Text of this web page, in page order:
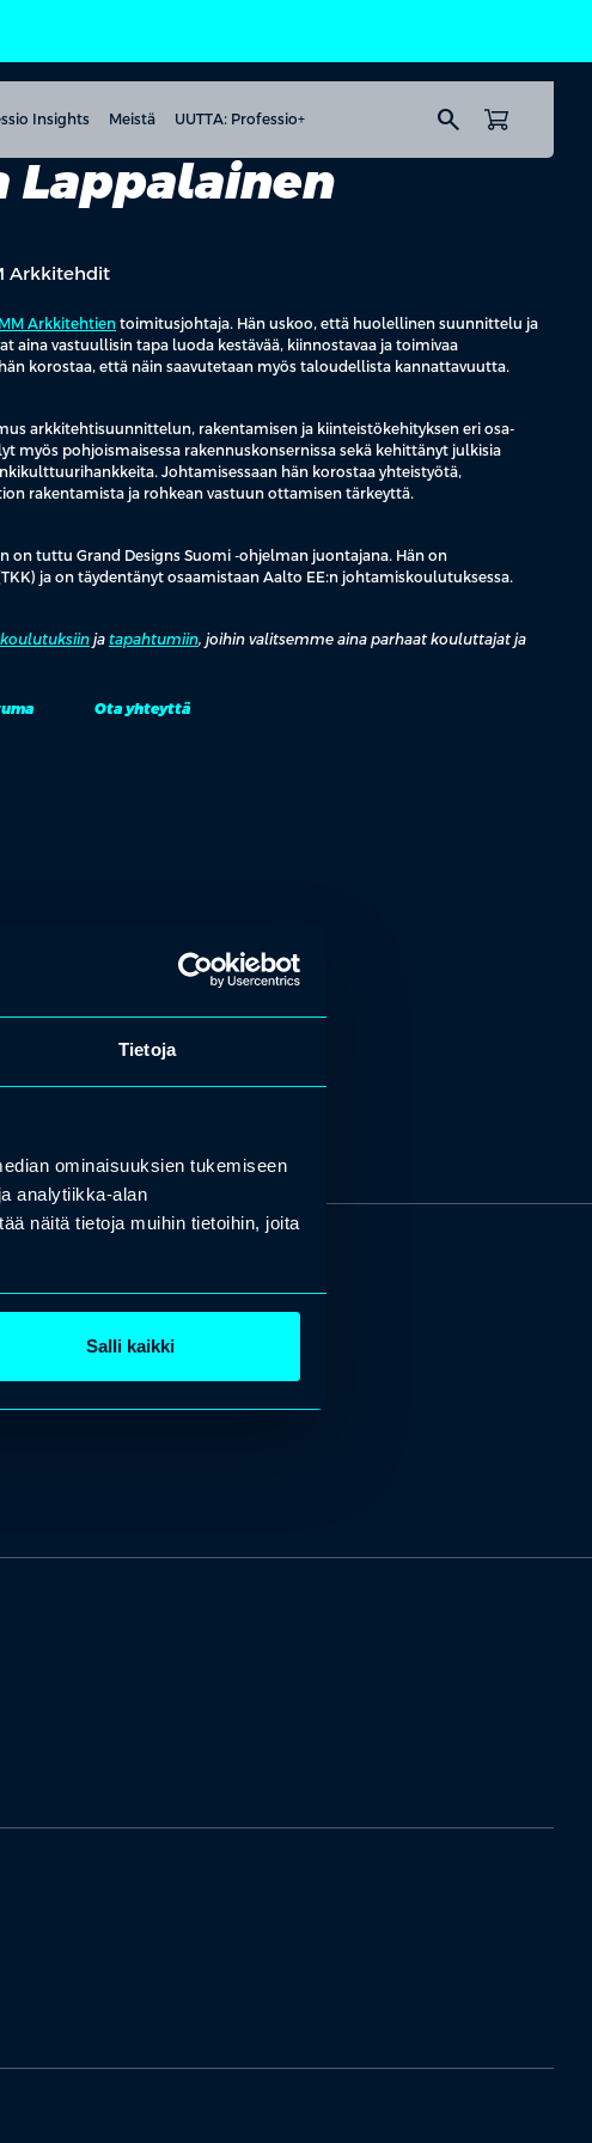
Tietoja
ominaisuuksien tukemiseen
analytiikka-alan
näitä tietoja muihin tietoihin, joita
Salli kaikki
Insights Meistä UUTTA: Professio+ search
Lappalainen
Arkkitehdit
Arkkitehtien toimitusjohtaja. Hän uskoo, että huolellinen suunnittelu ja
aina vastuullisin tapa luoda kestävää, kiinnostavaa ja toimivaa
korostaa, että näin saavutetaan myös taloudellista kannattavuutta.
arkkitehtisuunnittelun, rakentamisen ja kiinteistökehityksen eri osa-
myös pohjoismaisessa rakennuskonsernissa sekä kehittänyt julkisia
Johtamisessaan hän korostaa yhteistyötä,
rakentamista ja rohkean vastuun ottamisen tärkeyttä.
on tuttu Grand Designs Suomi -ohjelman juontajana. Hän on
ja on täydentänyt osaamistaan Aalto EE:n johtamiskoulutuksessa.
koulutuksiin ja tapahtumiin, joihin valitsemme aina parhaat kouluttajat ja
Ota yhteyttä